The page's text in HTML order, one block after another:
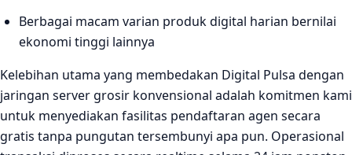
Berbagai macam varian produk digital harian bernilai
ekonomi tinggi lainnya
Kelebihan utama yang membedakan Digital Pulsa dengan
jaringan server grosir konvensional adalah komitmen kami
untuk menyediakan fasilitas pendaftaran agen secara
gratis tanpa pungutan tersembunyi apa pun. Operasional